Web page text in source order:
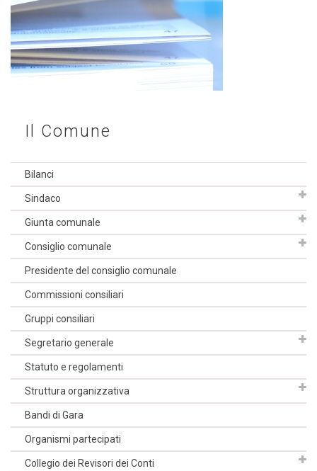
Il Comune
Bilanci
Sindaco
Giunta comunale
Consiglio comunale
Presidente del consiglio comunale
Commissioni consiliari
Gruppi consiliari
Segretario generale
Statuto e regolamenti
Struttura organizzativa
Bandi di Gara
Organismi partecipati
Collegio dei Revisori dei Conti